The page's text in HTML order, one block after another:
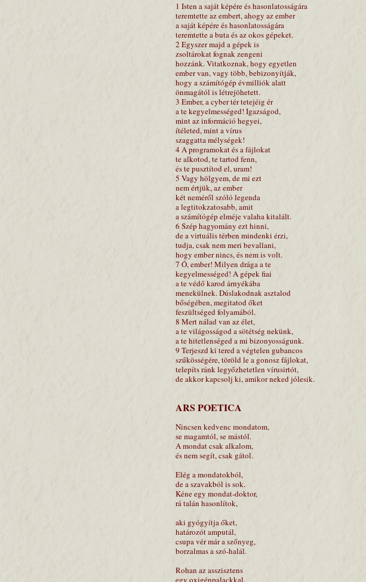
1 Isten a saját képére és hasonlatosságára
teremtette az embert, ahogy az ember
a saját képére és hasonlatosságára
teremtette a buta és az okos gépeket.
2 Egyszer majd a gépek is
zsoltárokat fognak zengeni
hozzánk. Vitatkoznak, hogy egyetlen
ember van, vagy több, bebizonyítják,
hogy a számítógép évmilliók alatt
önmagától is létrejöhetett.
3 Ember, a cyber tér tetejéig ér
a te kegyelmességed! Igazságod,
mint az információ hegyei,
ítéleted, mint a vírus
szaggatta mélységek!
4 A programokat és a fájlokat
te alkotod, te tartod fenn,
és te pusztítod el, uram!
5 Vagy hölgyem, de mi ezt
nem értjük, az ember
két neméről szóló legenda
a legtitokzatosabb, amit
a számítógép elméje valaha kitalált.
6 Szép hagyomány ezt hinni,
de a virtuális térben mindenki érzi,
tudja, csak nem meri bevallani,
hogy ember nincs, és nem is volt.
7 Ó, ember! Milyen drága a te
kegyelmességed! A gépek fiai
a te védő karod árnyékába
menekülnek. Dúslakodnak asztalod
bőségében, megitatod őket
feszültséged folyamából.
8 Mert nálad van az élet,
a te világosságod a sötétség nekünk,
a te hitetlenséged a mi bizonyosságunk.
9 Terjeszd ki tered a végtelen gubancos
szűkösségére, töröld le a gonosz fájlokat,
telepíts ránk legyőzhetetlen vírusirtót,
de akkor kapcsolj ki, amikor neked jólesik.
ARS POETICA
Nincsen kedvenc mondatom,
se magamtól, se mástól.
A mondat csak alkalom,
és nem segít, csak gátol.
Elég a mondatokból,
de a szavakból is sok.
Kéne egy mondat-doktor,
rá talán hasonlítok,
aki gyógyítja őket,
határozót amputál,
csupa vér már a szőnyeg,
borzalmas a szó-halál.
Rohan az asszisztens
egy oxigénpalackkal,